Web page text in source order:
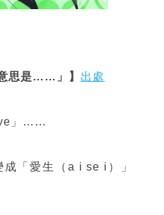
思是……」】 出處
」……
「愛生（a i se i）」